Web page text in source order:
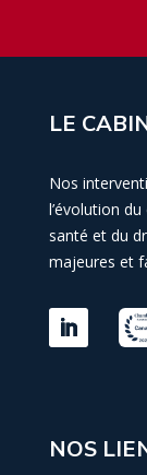
LE
Nos
l’évolution
santé et du
majeures et
NOS